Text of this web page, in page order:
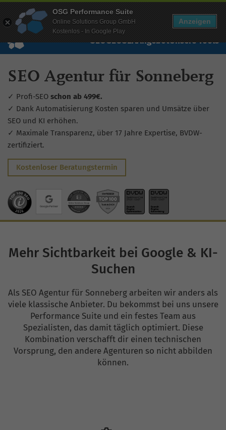
Wissen Free Checks Über uns Free Account
SEOGEOSEAAngebotUnsere Tools
SEO Agentur für Sonneberg
✓ Profi-SEO schon ab 499€.
✓ Dank Automatisierung Kosten sparen und Umsätze über
SEO und KI erhöhen.
✓ Maximale Transparenz, über 17 Jahre Expertise, BVDW-
zertifiziert.
Kostenloser Beratungstermin
Mehr Sichtbarkeit bei Google & KI-
Suchen
Als SEO Agentur für Sonneberg arbeiten wir anders als
viele klassische Anbieter. Du bekommst bei uns unsere
Performance Suite und ein festes Team aus
Spezialisten, das damit täglich optimiert. Diese
Kombination verschafft dir einen technischen
Vorsprung, den andere Agenturen so nicht abbilden
können.
OSG Performance Suite
Online Solutions Group GmbH
Kostenlos - In Google Play
Anzeigen